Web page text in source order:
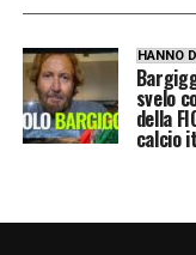
costruisce
però impreciso
36′ Tiro di
HANNO
svelo
della
calcio